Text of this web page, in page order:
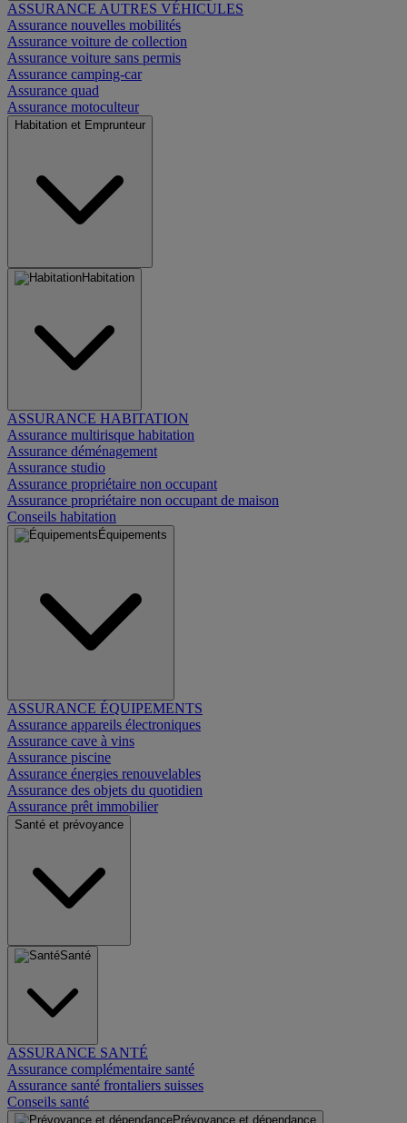
ASSURANCE AUTRES VÉHICULES
Assurance nouvelles mobilités
Assurance voiture de collection
Assurance voiture sans permis
Assurance camping-car
Assurance quad
Assurance motoculteur
Habitation et Emprunteur
Habitation
ASSURANCE HABITATION
Assurance multirisque habitation
Assurance déménagement
Assurance studio
Assurance propriétaire non occupant
Assurance propriétaire non occupant de maison
Conseils habitation
Équipements
ASSURANCE ÉQUIPEMENTS
Assurance appareils électroniques
Assurance cave à vins
Assurance piscine
Assurance énergies renouvelables
Assurance des objets du quotidien
Assurance prêt immobilier
Santé et prévoyance
Santé
ASSURANCE SANTÉ
Assurance complémentaire santé
Assurance santé frontaliers suisses
Conseils santé
Prévoyance et dépendance